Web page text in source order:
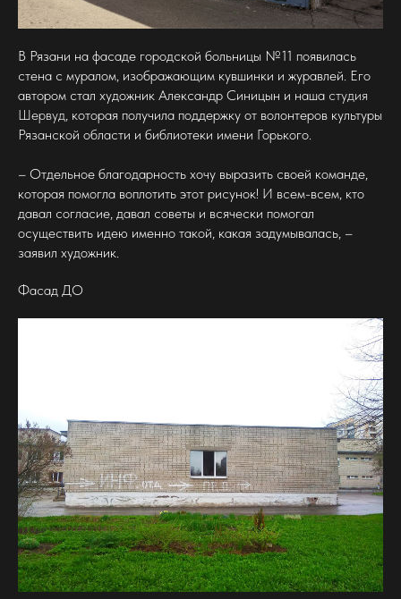
В Рязани на фасаде городской больницы №11 появилась
стена с муралом, изображающим кувшинки и журавлей. Его
автором стал художник Александр Синицын и наша студия
Шервуд, которая получила поддержку от волонтеров культуры
Рязанской области и библиотеки имени Горького.
– Отдельное благодарность хочу выразить своей команде,
которая помогла воплотить этот рисунок! И всем-всем, кто
давал согласие, давал советы и всячески помогал
осуществить идею именно такой, какая задумывалась, –
заявил художник.
Фасад ДО